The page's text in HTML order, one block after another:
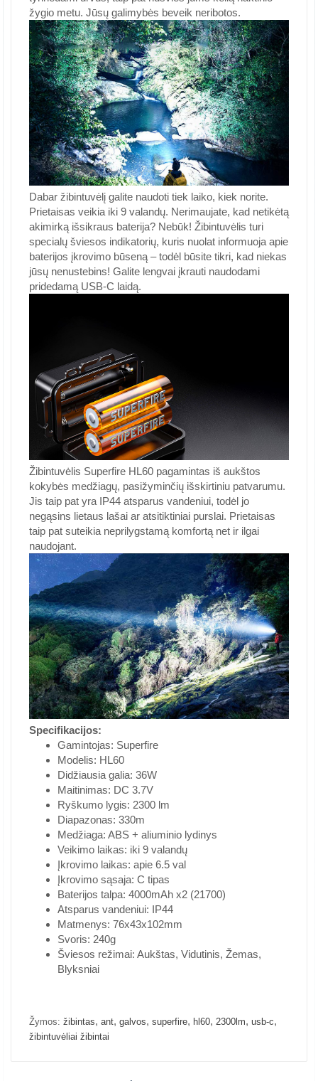
žygio metu. Jūsų galimybės beveik neribotos.
Dabar žibintuvėlį galite naudoti tiek laiko, kiek norite.
Prietaisas veikia iki 9 valandų. Nerimaujate, kad netikėtą
akimirką išsikraus baterija? Nebūk! Žibintuvėlis turi
specialų šviesos indikatorių, kuris nuolat informuoja apie
baterijos įkrovimo būseną – todėl būsite tikri, kad niekas
jūsų nenustebins! Galite lengvai įkrauti naudodami
pridedamą USB-C laidą.
Žibintuvėlis Superfire HL60 pagamintas iš aukštos
kokybės medžiagų, pasižyminčių išskirtiniu patvarumu.
Jis taip pat yra IP44 atsparus vandeniui, todėl jo
negąsins lietaus lašai ar atsitiktiniai purslai. Prietaisas
taip pat suteikia neprilygstamą komfortą net ir ilgai
naudojant.
Specifikacijos:
Gamintojas: Superfire
Modelis: HL60
Didžiausia galia: 36W
Maitinimas: DC 3.7V
Ryškumo lygis: 2300 lm
Diapazonas: 330m
Medžiaga: ABS + aliuminio lydinys
Veikimo laikas: iki 9 valandų
Įkrovimo laikas: apie 6.5 val
Įkrovimo sąsaja: C tipas
Baterijos talpa: 4000mAh x2 (21700)
Atsparus vandeniui: IP44
Matmenys: 76x43x102mm
Svoris: 240g
Šviesos režimai: Aukštas, Vidutinis, Žemas,
Blyksniai
Žymos: žibintas, ant, galvos, superfire, hl60, 2300lm, usb-c,
žibintuvėliai žibintai